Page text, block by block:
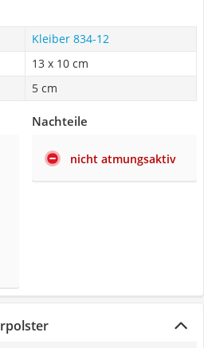
Kleiber 834-12
13 x 10 cm
5 cm
Nachteile
nicht atmungsaktiv